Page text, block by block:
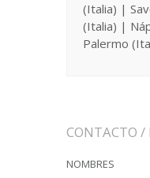
(Italia) |
(Italia) |
Palermo
CONTACTO /
NOMBRES